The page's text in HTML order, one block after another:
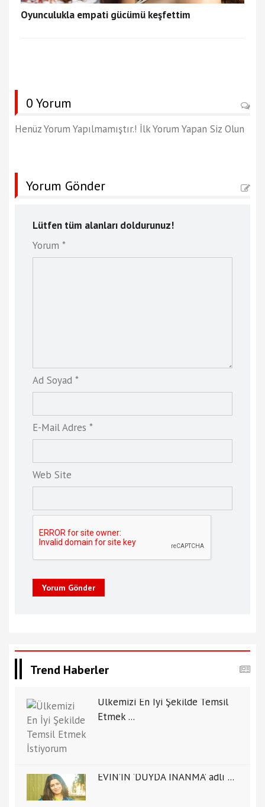
Oyunculukla empati gücümü keşfettim
0 Yorum
Henüz Yorum Yapılmamıştır.! İlk Yorum Yapan Siz Olun
Yorum Gönder
Lütfen tüm alanları doldurunuz!
Yorum *
Ad Soyad *
E-Mail Adres *
Web Site
Yorum Gönder
Trend Haberler
Ülkemizi En İyi Şekilde Temsil
Etmek ...
EVİN’İN ‘DUYDA İNANMA’ adlı ...